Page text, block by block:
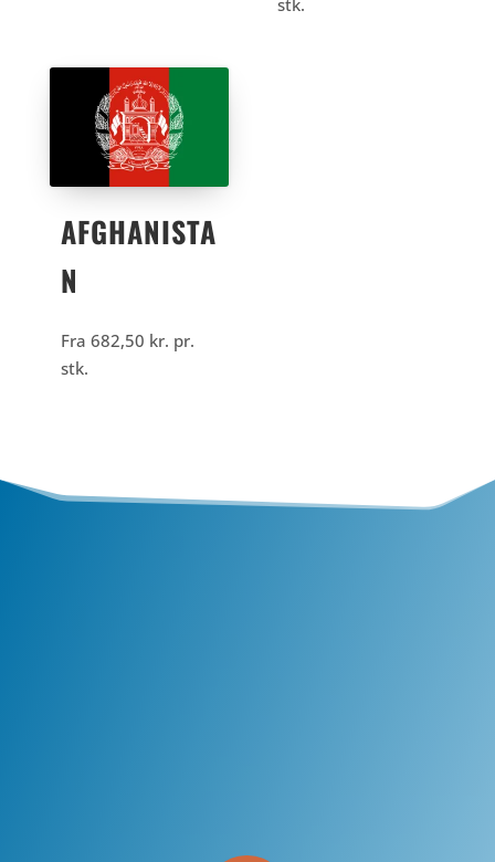
AFGHANISTA
N
Fra 682,50 kr. pr.
stk.